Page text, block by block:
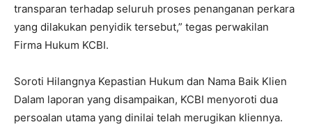
transparan terhadap seluruh proses penanganan perkara
yang dilakukan penyidik tersebut,” tegas perwakilan
Firma Hukum KCBI.
Soroti Hilangnya Kepastian Hukum dan Nama Baik Klien
Dalam laporan yang disampaikan, KCBI menyoroti dua
persoalan utama yang dinilai telah merugikan kliennya.